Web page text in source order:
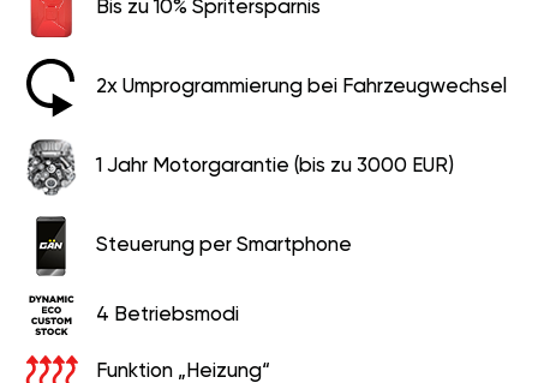
Bis zu 10% Spritersparnis
2x Umprogrammierung bei Fahrzeugwechsel
1 Jahr Motorgarantie (bis zu 3000 EUR)
Steuerung per Smartphone
4 Betriebsmodi
Funktion „Heizung“